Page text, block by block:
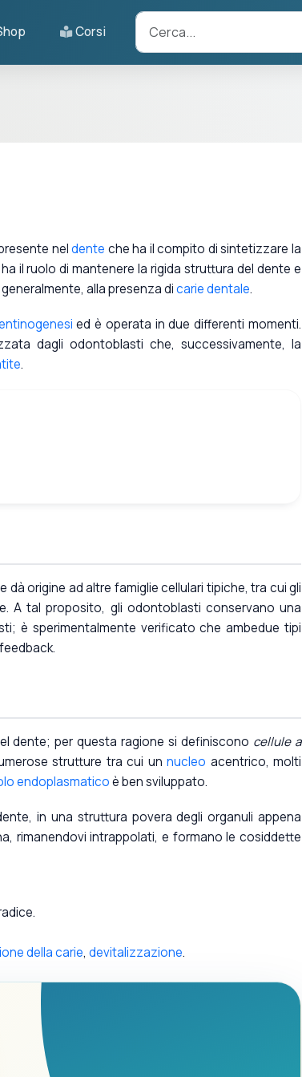
Corsi
neldente che ha il compito di sintetizzare la
il ruolo di mantenere la rigida struttura del dente e
alla presenza dicarie dentale.
ed è operata in due differenti momenti.
dagli odontoblasti che, successivamente, la
.
origine ad altre famiglie cellulari tipiche, tra cui gli
A tal proposito, gli odontoblasti conservano una
è sperimentalmente verificato che ambedue tipi
dente; per questa ragione si definiscono cellule a
strutture tra cui unnucleo acentrico, molti
endoplasmaticoè ben sviluppato.
in una struttura povera degli organuli appena
rimanendovi intrappolati, e formano le cosiddette
della carie, devitalizzazione.